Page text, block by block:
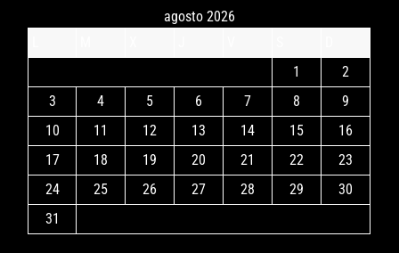
agosto 2026
1
2
3
4 5 6 7 8
9
10
11 12 13 14 15
16
17
18 19 20 21 22
23
24
25 26 27 28 29
30
31